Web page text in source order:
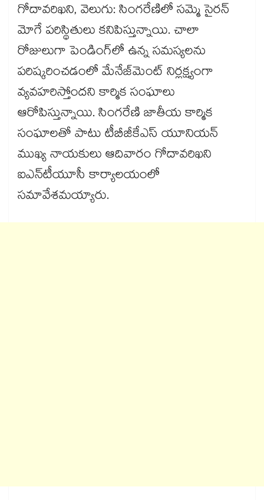
గోదావరిఖని, వెలుగు: సింగరేణిలో సమ్మె సైరన్
మోగే పరిస్థితులు కనిపిస్తున్నాయి. చాలా
రోజులుగా పెండింగ్‌‌లో ఉన్న సమస్యలను
పరిష్కరించడంలో మేనేజ్‌‌మెంట్ నిర్లక్ష్యంగా
వ్యవహరిస్తోందని కార్మిక సంఘాలు
ఆరోపిస్తున్నాయి. సింగరేణి జాతీయ కార్మిక
సంఘాలతో పాటు టీబీజీకేఎస్ యూనియన్
ముఖ్య నాయకులు ఆదివారం గోదావరిఖని
ఐఎన్‌‌టీయూసీ కార్యాలయంలో
సమావేశమయ్యారు.